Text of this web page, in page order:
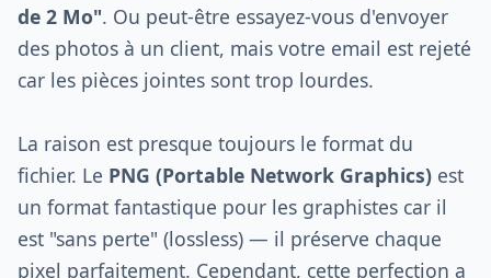
de 2 Mo". Ou peut-être essayez-vous d'envoyer
des photos à un client, mais votre email est rejeté
car les pièces jointes sont trop lourdes.
La raison est presque toujours le format du
fichier. Le PNG (Portable Network Graphics) est
un format fantastique pour les graphistes car il
est "sans perte" (lossless) — il préserve chaque
pixel parfaitement. Cependant, cette perfection a